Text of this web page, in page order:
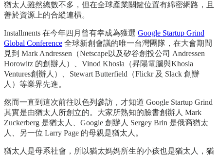
猶太人雖然總數不多，但在全球產業關鍵位置有綿密網路，且
善於資源上的合縱連橫。
Installments 在今年四月曾有幸成為獲選 Google Startup Grind
Global Conference 全球新創會議的唯一台灣團隊，在大會期間
見到 Mark Andressen（Netscape以及矽谷創投公司 Andressen
Horowitz 的創辦人）、Vinod Khosla（昇陽電腦與Khosla
Ventures創辦人）、Stewart Butterfield（Flickr 及 Slack 創辦
人）等業界先進。
然而一直到這次前往以色列參訪，才知道 Google Startup Grind
其實是由猶太人所創立的。大家所熟知的臉書創辦人 Mark
Zuckerberg 是猶太人、Google 創辦人 Sergey Brin 是俄裔猶太
人、另一位 Larry Page 的母親是猶太人。
猶太人是母系社會，所以猶太媽媽所生的小孩也是猶太人，猶